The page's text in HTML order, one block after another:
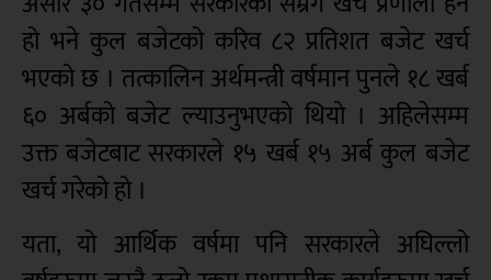
हो भने कुल बजेटको करिव ८२ प्रतिशत बजेट खर्च
भएको छ । तत्कालिन अर्थमन्त्री वर्षमान पुनले १८ खर्ब
६० अर्बको बजेट ल्याउनुभएको थियो । अहिलेसम्म
उक्त बजेटबाट सरकारले १५ खर्ब १५ अर्ब कुल बजेट
खर्च गरेको हो ।
यता, यो आर्थिक वर्षमा पनि सरकारले अघिल्लो